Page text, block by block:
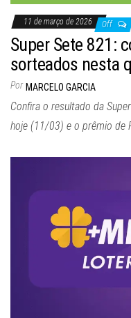
11 de março de 2026 Off
Super Sete 821:
sorteados nesta
Por MARCELO GARCIA
Confira o resultado da
hoje (11/03) e o prêmio de